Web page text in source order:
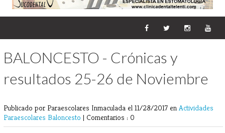
BALONCESTO - Crónicas y
resultados 25-26 de Noviembre
Publicado por Paraescolares Inmaculada el 11/28/2017 en Actividades
Paraescolares Baloncesto | Comentarios : 0